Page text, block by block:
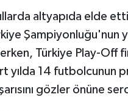
altyapıda elde
Şampiyonluğu'nun
Türkiye Play-Off
yılda 14 futbolcunun
gözler önüne